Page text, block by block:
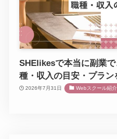
SHElikesで本当に副業
種・収入の目安・プラン
2026年7月31日 Webスクール紹介